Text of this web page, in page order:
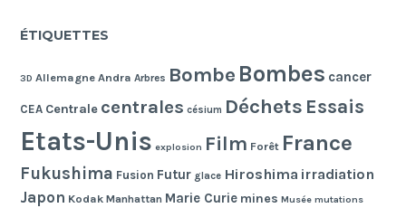
ÉTIQUETTES
3D Allemagne Andra Arbres Bombe Bombes cancer
CEA Centrale centrales césium Déchets Essais
Etats-Unis explosion Film Forêt France
Fukushima Fusion Futur glace Hiroshima irradiation
Japon Kodak Manhattan Marie Curie mines Musée mutations